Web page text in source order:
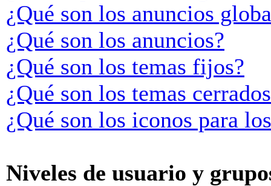
¿Qué son los anuncios
¿Qué son los anuncios?
¿Qué son los temas fijos?
¿Qué son los temas
¿Qué son los iconos para
Niveles de usuario y